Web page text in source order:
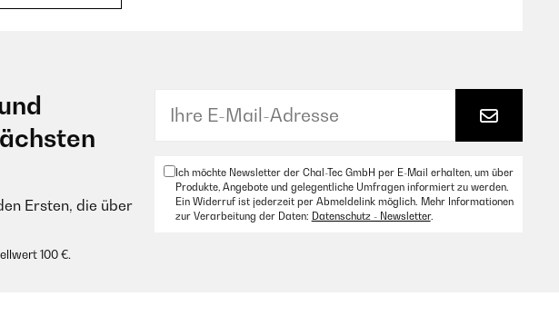
es sieht toll aus Preislich ist es auch okay Heizen tut es auch sehr gut
Ersten, die über
100 €.
Ich möchte Newsletter der Chal-Tec GmbH per E-Mail erhalten, um über
Produkte, Angebote und gelegentliche Umfragen informiert zu werden.
Ein Widerruf ist jederzeit per Abmeldelink möglich. Mehr Informationen
zur Verarbeitung der Daten: Datenschutz - Newsletter.